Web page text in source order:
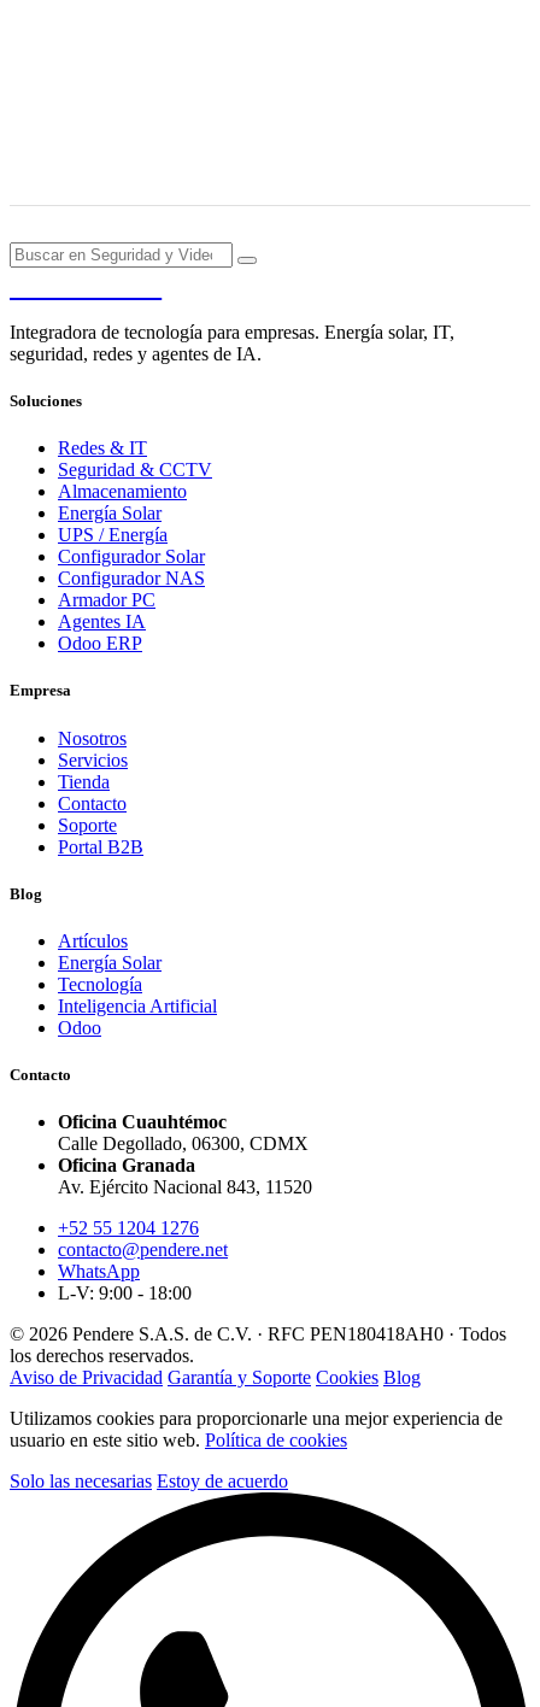
Integradora de tecnología para empresas. Energía solar, IT,
seguridad, redes y agentes de IA.
Soluciones
Redes & IT
Seguridad & CCTV
Almacenamiento
Energía Solar
UPS / Energía
Configurador Solar
Configurador NAS
Armador PC
Agentes IA
Odoo ERP
Empresa
Nosotros
Servicios
Tienda
Contacto
Soporte
Portal B2B
Blog
Artículos
Energía Solar
Tecnología
Inteligencia Artificial
Odoo
Contacto
Oficina Cuauhtémoc
Calle Degollado, 06300, CDMX
Oficina Granada
Av. Ejército Nacional 843, 11520
+52 55 1204 1276
contacto@pendere.net
WhatsApp
L-V: 9:00 - 18:00
© 2026 Pendere S.A.S. de C.V. · RFC PEN180418AH0 · Todos
los derechos reservados.
Aviso de Privacidad Garantía y Soporte Cookies Blog
Utilizamos cookies para proporcionarle una mejor experiencia de
usuario en este sitio web. Política de cookies
Solo las necesarias Estoy de acuerdo